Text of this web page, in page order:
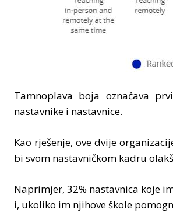
Tamnoplava boja označava
nastavnike i nastavnice.
Kao rješenje, ove dvije
bi svom nastavničkom kadru
Naprimjer, 32% nastavnica koje
i, ukoliko im njihove škole